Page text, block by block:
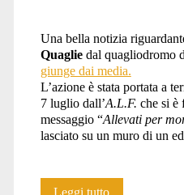
sparo</
Una bella notizia
Quagliedal quagliodromo
giunge dai media.
L’azione è stata portata a
7 luglio dall’A.L.F. che si è
messaggio “Allevati per
lasciato su un muro di un
Leggi tuttoLiberate